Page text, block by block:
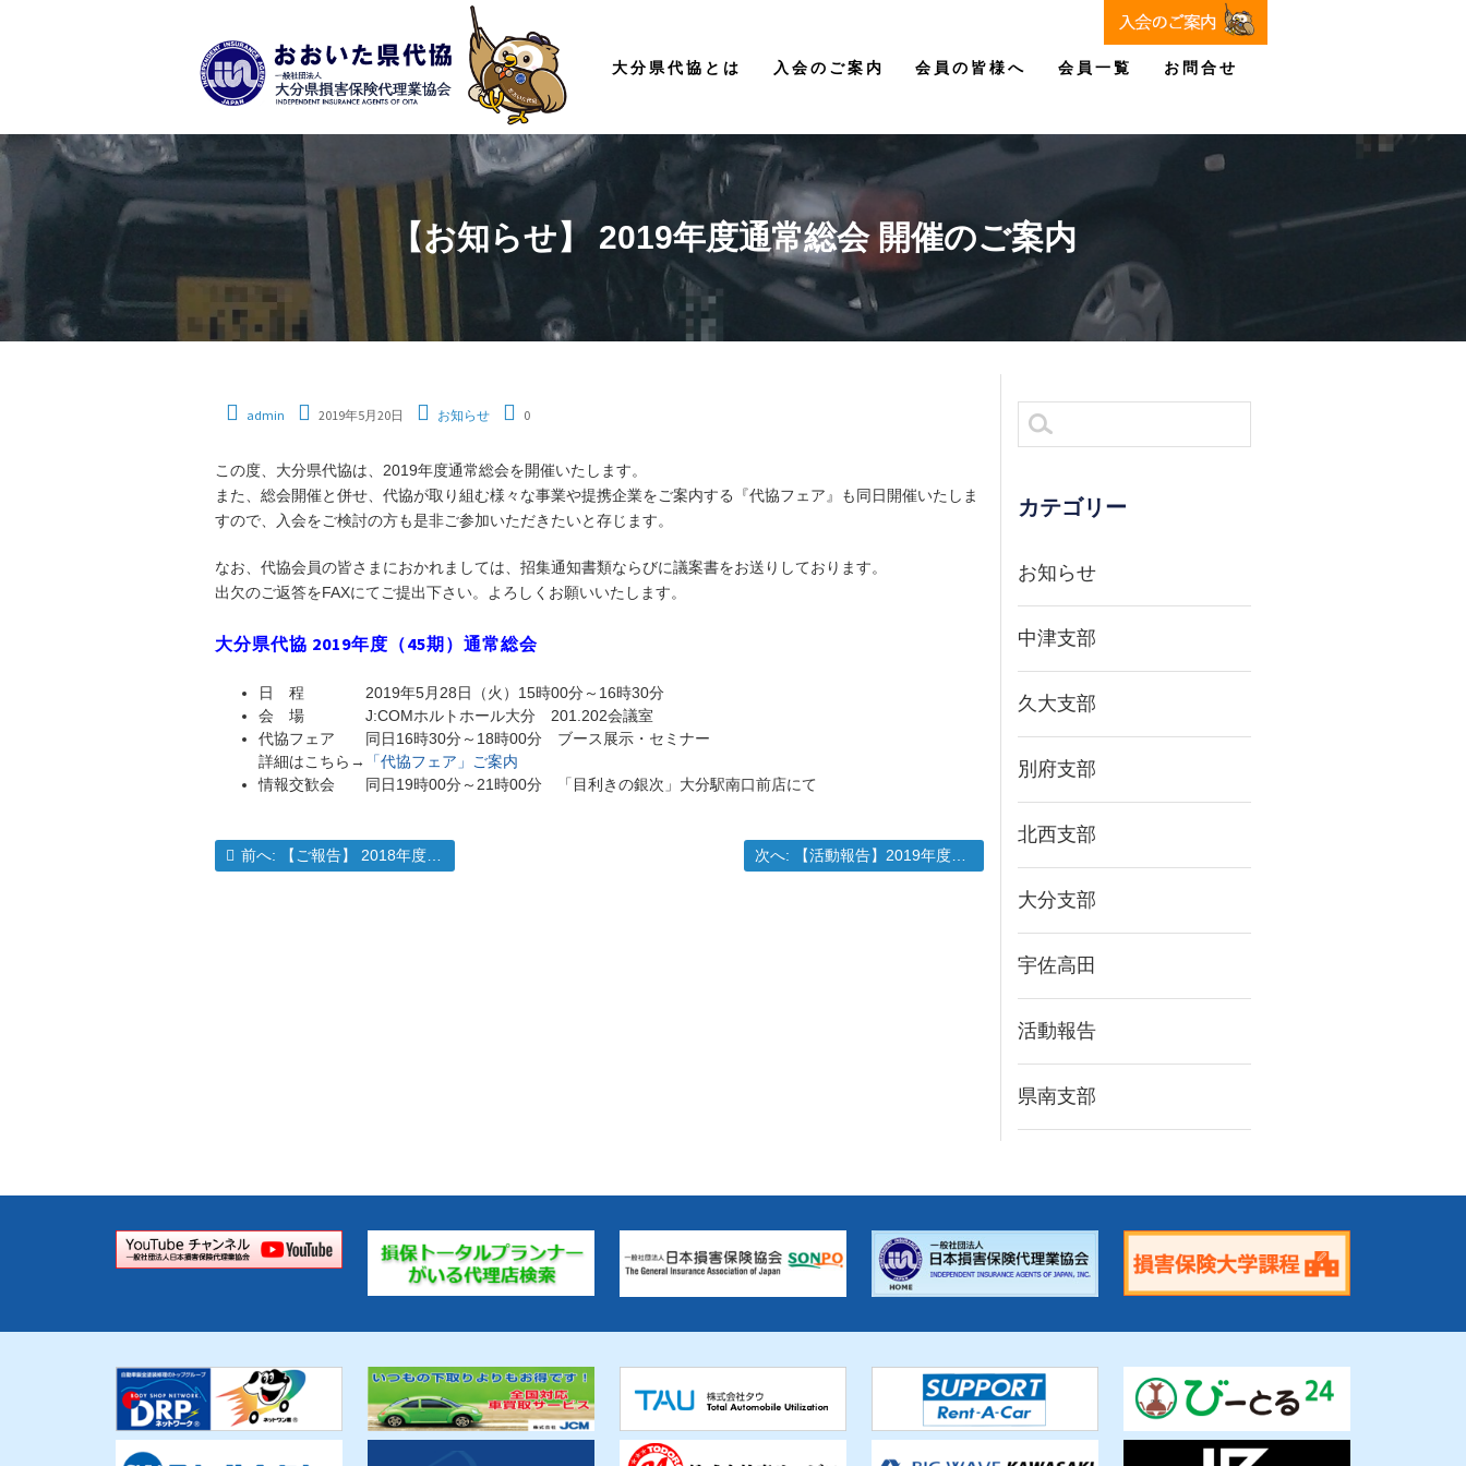
大分県代協とは 入会のご案内 会員の皆様へ 会員一覧 お問合せ
【お知らせ】 2019年度通常総会 開催のご案内
admin 2019年5月20日 お知らせ 0
この度、大分県代協は、2019年度通常総会を開催いたします。
また、総会開催と併せ、代協が取り組む様々な事業や提携企業をご案内する『代協フェア』も同日開催いたしま
すので、入会をご検討の方も是非ご参加いただきたいと存じます。
なお、代協会員の皆さまにおかれましては、招集通知書類ならびに議案書をお送りしております。
出欠のご返答をFAXにてご提出下さい。よろしくお願いいたします。
大分県代協 2019年度（45期）通常総会
日 程 2019年5月28日（火）15時00分～16時30分
会 場 J:COMホルトホール大分 201.202会議室
代協フェア 同日16時30分～18時00分 ブース展示・セミナー
詳細はこちら→
「代協フェア」ご案内
情報交歓会 同日19時00分～21時00分 「目利きの銀次」大分駅南口前店にて
ン
前へ: 過去の投稿:
【ご報告】 2018年度 新入会員のご紹介 次へ: 次の投稿:
【活動報告】2019年度通常総会開催のご報告
検
索:
カテゴリー
お知らせ
中津支部
久大支部
別府支部
北西支部
大分支部
宇佐高田
活動報告
県南支部